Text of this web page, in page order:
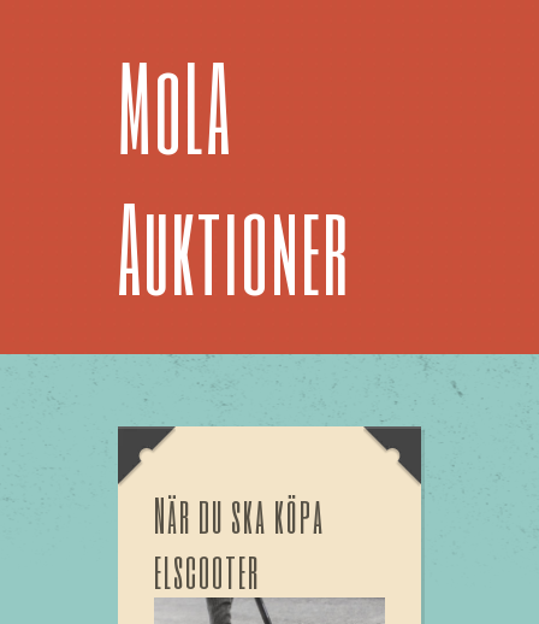
MoLA
Auktioner
När du ska köpa
elscooter